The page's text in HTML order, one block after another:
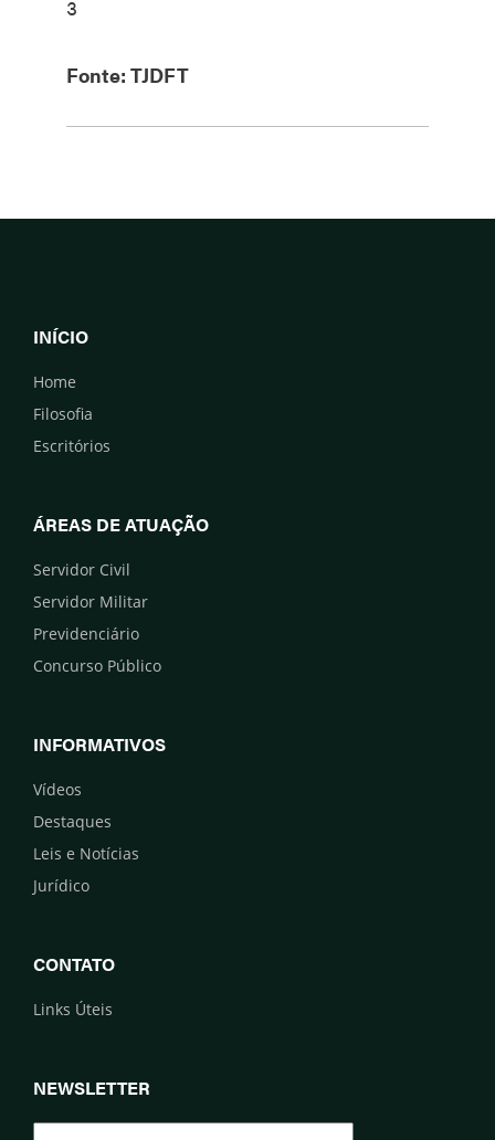
3
Fonte: TJDFT
INÍCIO
Home
Filosofia
Escritórios
ÁREAS DE ATUAÇÃO
Servidor Civil
Servidor Militar
Previdenciário
Concurso Público
INFORMATIVOS
Vídeos
Destaques
Leis e Notícias
Jurídico
CONTATO
Links Úteis
NEWSLETTER